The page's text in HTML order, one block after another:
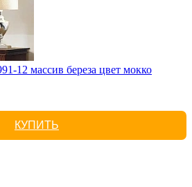
12 массив береза цвет мокко
КУПИТЬ